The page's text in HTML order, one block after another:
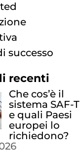
successo
recenti
Che cos’è il
sistema SAF-T
e quali Paesi
europei lo
richiedono?